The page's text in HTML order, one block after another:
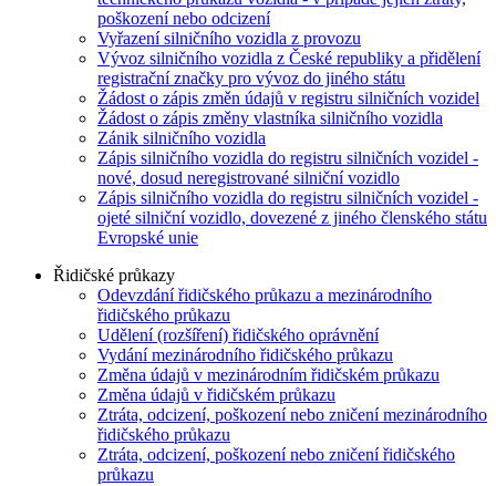
poškození nebo odcizení
Vyřazení silničního vozidla z provozu
Vývoz silničního vozidla z České republiky a přidělení
registrační značky pro vývoz do jiného státu
Žádost o zápis změn údajů v registru silničních vozidel
Žádost o zápis změny vlastníka silničního vozidla
Zánik silničního vozidla
Zápis silničního vozidla do registru silničních vozidel -
nové, dosud neregistrované silniční vozidlo
Zápis silničního vozidla do registru silničních vozidel -
ojeté silniční vozidlo, dovezené z jiného členského státu
Evropské unie
Řidičské průkazy
Odevzdání řidičského průkazu a mezinárodního
řidičského průkazu
Udělení (rozšíření) řidičského oprávnění
Vydání mezinárodního řidičského průkazu
Změna údajů v mezinárodním řidičském průkazu
Změna údajů v řidičském průkazu
Ztráta, odcizení, poškození nebo zničení mezinárodního
řidičského průkazu
Ztráta, odcizení, poškození nebo zničení řidičského
průkazu